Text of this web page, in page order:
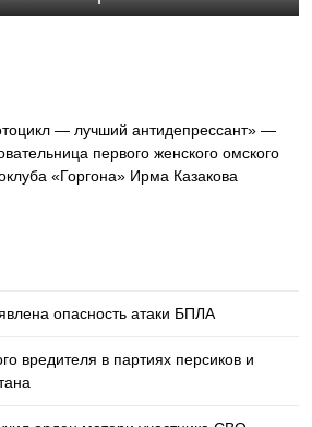
— лучший антидепрессант» —
первого женского омского
«Горгона» Ирма Казакова
опасность атаки БПЛА
вредителя в партиях персиков и